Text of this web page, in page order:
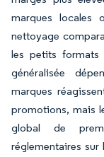
marques locales
nettoyage
les petits
généralisée
marques
promotions, mais
global de
réglementaires